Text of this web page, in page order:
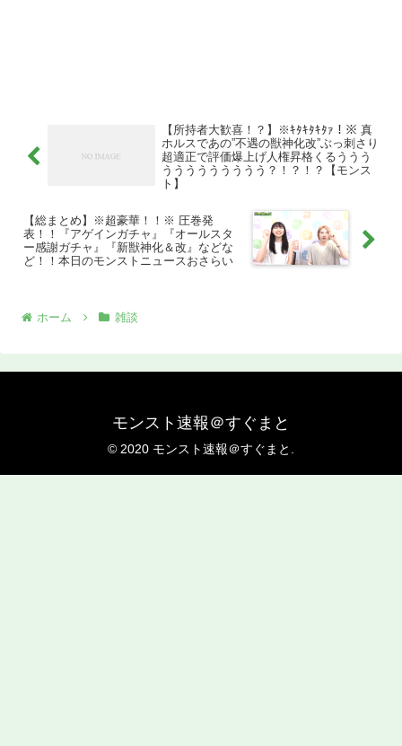
【所持者大歓喜！？】※ｷﾀｷﾀｷﾀｧ！※ 真
ホルスであの”不遇の獣神化改”ぶっ刺さり
超適正で評価爆上げ人権昇格くるううう
ううううううううう？！？！？【モンス
ト】
【総まとめ】※超豪華！！※ 圧巻発
表！！『アゲインガチャ』『オールスタ
ー感謝ガチャ』『新獣神化＆改』などな
ど！！本日のモンストニュースおさらい
ホーム 雑談
モンスト速報＠すぐまと
© 2020 モンスト速報＠すぐまと.